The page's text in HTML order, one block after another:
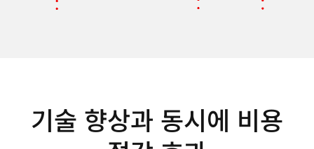
기술 향상과 동시에 비용